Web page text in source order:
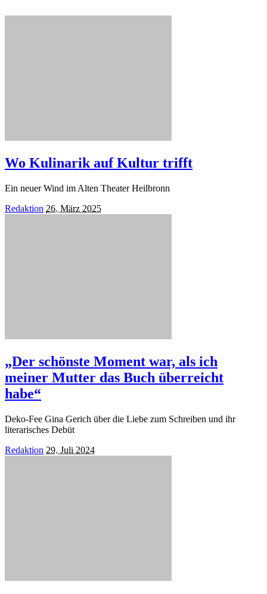
Wo Kulinarik auf Kultur trifft
Ein neuer Wind im Alten Theater Heilbronn
Posted
Redaktion 26. März 2025
„Der schönste Moment war, als ich
meiner Mutter das Buch überreicht
habe“
Deko-Fee Gina Gerich über die Liebe zum Schreiben und ihr
literarisches Debüt
Posted
Redaktion 29. Juli 2024